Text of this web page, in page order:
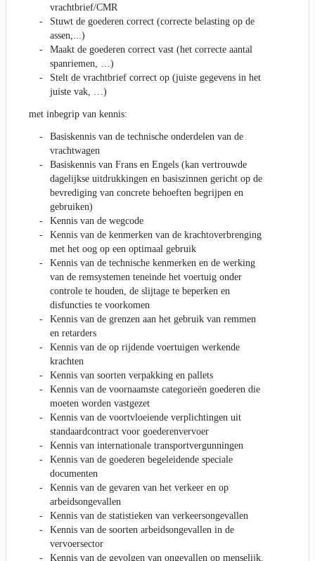
vrachtbrief/CMR
Stuwt de goederen correct (correcte belasting op de
assen,...)
Maakt de goederen correct vast (het correcte aantal
spanriemen, …)
Stelt de vrachtbrief correct op (juiste gegevens in het
juiste vak, …)
met inbegrip van kennis:
Basiskennis van de technische onderdelen van de
vrachtwagen
Basiskennis van Frans en Engels (kan vertrouwde
dagelijkse uitdrukkingen en basiszinnen gericht op de
bevrediging van concrete behoeften begrijpen en
gebruiken)
Kennis van de wegcode
Kennis van de kenmerken van de krachtoverbrenging
met het oog op een optimaal gebruik
Kennis van de technische kenmerken en de werking
van de remsystemen teneinde het voertuig onder
controle te houden, de slijtage te beperken en
disfuncties te voorkomen
Kennis van de grenzen aan het gebruik van remmen
en retarders
Kennis van de op rijdende voertuigen werkende
krachten
Kennis van soorten verpakking en pallets
Kennis van de voornaamste categorieën goederen die
moeten worden vastgezet
Kennis van de voortvloeiende verplichtingen uit
standaardcontract voor goederenvervoer
Kennis van internationale transportvergunningen
Kennis van de goederen begeleidende speciale
documenten
Kennis van de gevaren van het verkeer en op
arbeidsongevallen
Kennis van de statistieken van verkeersongevallen
Kennis van de soorten arbeidsongevallen in de
vervoersector
Kennis van de gevolgen van ongevallen op menselijk,